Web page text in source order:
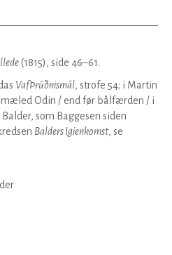
(1815), side 46–61.
VafÞrúðnismál, strofe 54; i Martin
mæled Odin / end før bålfærden / i
som Baggesen siden
Balders Igienkomst, se